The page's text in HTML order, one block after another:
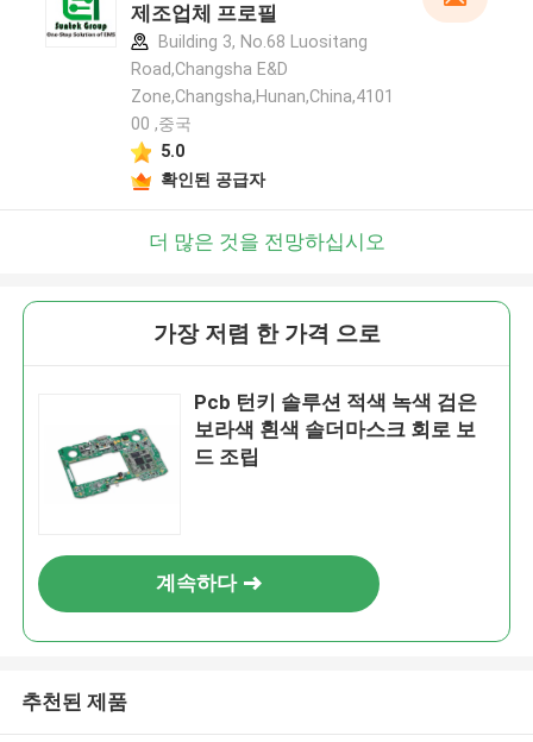
제조업체 프로필
Building 3, No.68 Luositang
Road,Changsha E&D
Zone,Changsha,Hunan,China,4101
00 ,중국
5.0
확인된 공급자
더 많은 것을 전망하십시오
가장 저렴 한 가격 으로
Pcb 턴키 솔루션 적색 녹색 검은
보라색 흰색 솔더마스크 회로 보
드 조립
계속하다
추천된 제품